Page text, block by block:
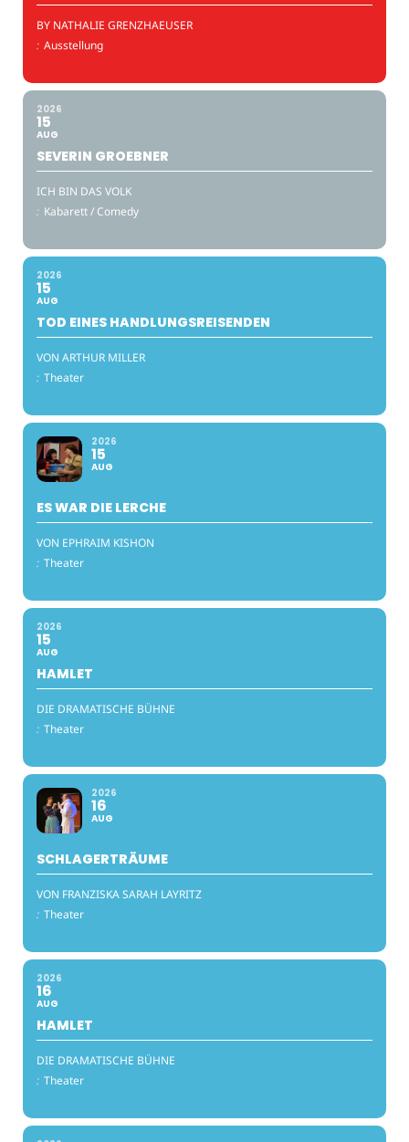
BY NATHALIE GRENZHAEUSER
: Ausstellung
2026
15
AUG
SEVERIN GROEBNER
ICH BIN DAS VOLK
: Kabarett / Comedy
2026
15
AUG
TOD EINES HANDLUNGSREISENDEN
VON ARTHUR MILLER
: Theater
2026
15
AUG
ES WAR DIE LERCHE
VON EPHRAIM KISHON
: Theater
2026
15
AUG
HAMLET
DIE DRAMATISCHE BÜHNE
: Theater
2026
16
AUG
SCHLAGERTRÄUME
VON FRANZISKA SARAH LAYRITZ
: Theater
2026
16
AUG
HAMLET
DIE DRAMATISCHE BÜHNE
: Theater